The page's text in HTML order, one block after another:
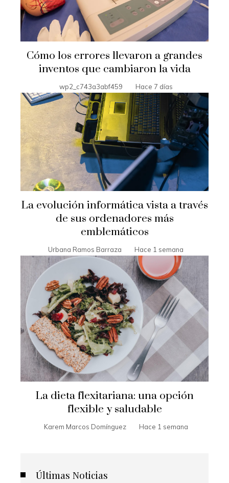
Cómo los errores llevaron a grandes
inventos que cambiaron la vida
wp2_c743a3abf459 Hace 7 días
La evolución informática vista a través
de sus ordenadores más
emblemáticos
Urbana Ramos Barraza Hace 1 semana
La dieta flexitariana: una opción
flexible y saludable
Karem Marcos Domínguez Hace 1 semana
Últimas Noticias